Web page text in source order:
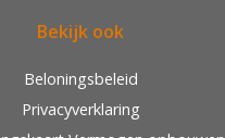
Bekijk ook
Beloningsbeleid
Privacyverklaring